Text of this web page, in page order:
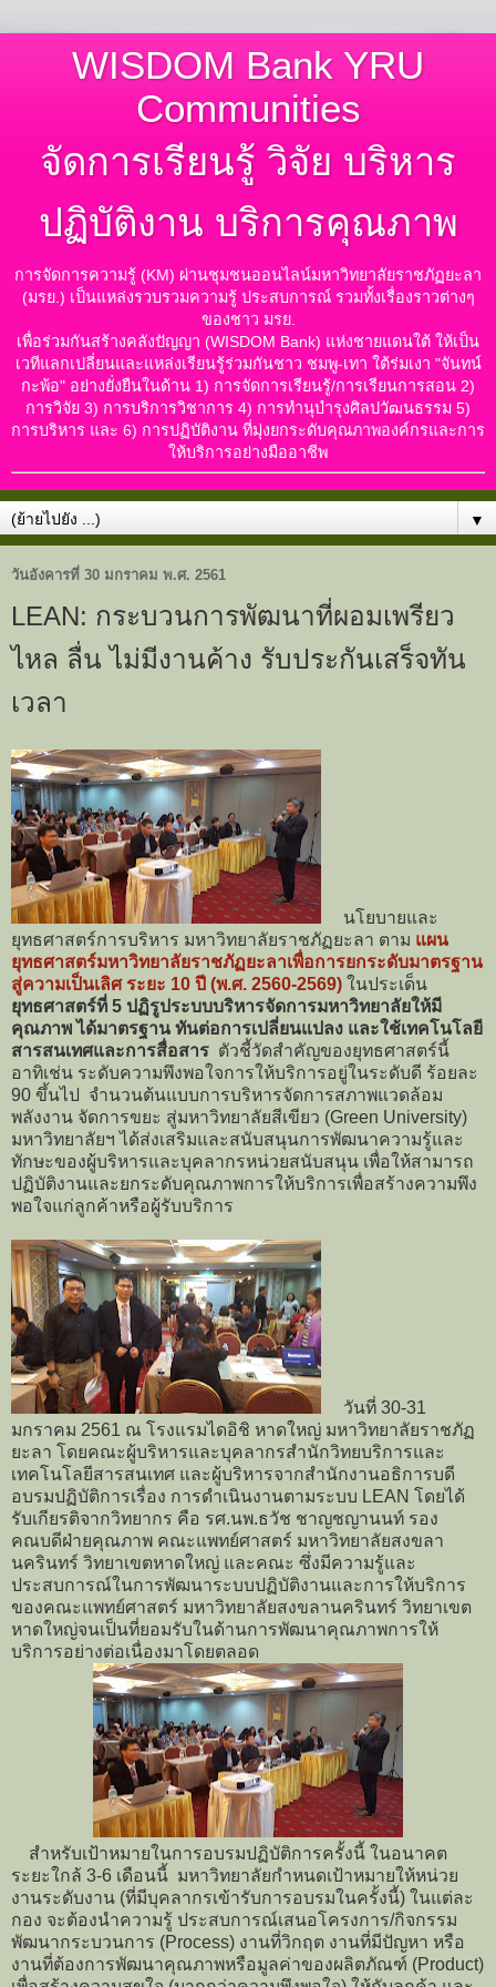
WISDOM Bank YRU
Communities
จัดการเรียนรู้ วิจัย บริหาร
ปฏิบัติงาน บริการคุณภาพ
การจัดการความรู้ (KM) ผ่านชุมชนออนไลน์มหาวิทยาลัยราชภัฏยะลา
(มรย.) เป็นแหล่งรวบรวมความรู้ ประสบการณ์ รวมทั้งเรื่องราวต่างๆ
ของชาว มรย.
เพื่อร่วมกันสร้างคลังปัญญา (WISDOM Bank) แห่งชายแดนใต้ ให้เป็น
เวทีแลกเปลี่ยนและแหล่งเรียนรู้ร่วมกันชาว ชมพู-เทา ใต้ร่มเงา "จันทน์
กะพ้อ" อย่างยั่งยืนในด้าน 1) การจัดการเรียนรู้/การเรียนการสอน 2)
การวิจัย 3) การบริการวิชาการ 4) การทำนุบำรุงศิลปวัฒนธรรม 5)
การบริหาร และ 6) การปฏิบัติงาน ที่มุ่งยกระดับคุณภาพองค์กรและการ
ให้บริการอย่างมืออาชีพ
▼
วันอังคารที่ 30 มกราคม พ.ศ. 2561
LEAN: กระบวนการพัฒนาที่ผอมเพรียว
ไหล ลื่น ไม่มีงานค้าง รับประกันเสร็จทัน
เวลา
นโยบายและ
ยุทธศาสตร์การบริหาร มหาวิทยาลัยราชภัฏยะลา ตาม แผน
ยุทธศาสตร์มหาวิทยาลัยราชภัฏยะลาเพื่อการยกระดับมาตรฐาน
สู่ความเป็นเลิศ ระยะ 10 ปี (พ.ศ. 2560-2569) ในประเด็น
ยุทธศาสตร์ที่ 5 ปฏิรูประบบบริหารจัดการมหาวิทยาลัยให้มี
คุณภาพ ได้มาตรฐาน ทันต่อการเปลี่ยนแปลง และใช้เทคโนโลยี
สารสนเทศและการสื่อสาร ตัวชี้วัดสำคัญของยุทธศาสตร์นี้
อาทิเช่น ระดับความพึงพอใจการให้บริการอยู่ในระดับดี ร้อยละ
90 ขึ้นไป จำนวนต้นแบบการบริหารจัดการสภาพแวดล้อม
พลังงาน จัดการขยะ สู่มหาวิทยาลัยสีเขียว (Green University)
มหาวิทยาลัยฯ ได้ส่งเสริมและสนับสนุนการพัฒนาความรู้และ
ทักษะของผู้บริหารและบุคลากรหน่วยสนับสนุน เพื่อให้สามารถ
ปฏิบัติงานและยกระดับคุณภาพการให้บริการเพื่อสร้างความพึง
พอใจแก่ลูกค้าหรือผู้รับบริการ
วันที่ 30-31
มกราคม 2561 ณ โรงแรมไดอิชิ หาดใหญ่ มหาวิทยาลัยราชภัฏ
ยะลา โดยคณะผู้บริหารและบุคลากรสำนักวิทยบริการและ
เทคโนโลยีสารสนเทศ และผู้บริหารจากสำนักงานอธิการบดี
อบรมปฏิบัติการเรื่อง การดำเนินงานตามระบบ LEAN โดยได้
รับเกียรติจากวิทยากร คือ รศ.นพ.ธวัช ชาญชญานนท์ รอง
คณบดีฝ่ายคุณภาพ คณะแพทย์ศาสตร์ มหาวิทยาลัยสงขลา
นครินทร์ วิทยาเขตหาดใหญ่ และคณะ ซึ่งมีความรู้และ
ประสบการณ์ในการพัฒนาระบบปฏิบัติงานและการให้บริการ
ของคณะแพทย์ศาสตร์ มหาวิทยาลัยสงขลานครินทร์ วิทยาเขต
หาดใหญ่จนเป็นที่ยอมรับในด้านการพัฒนาคุณภาพการให้
บริการอย่างต่อเนื่องมาโดยตลอด
สำหรับเป้าหมายในการอบรมปฏิบัติการครั้งนี้ ในอนาคต
ระยะใกล้ 3-6 เดือนนี้ มหาวิทยาลัยกำหนดเป้าหมายให้หน่วย
งานระดับงาน (ที่มีบุคลากรเข้ารับการอบรมในครั้งนี้) ในแต่ละ
กอง จะต้องนำความรู้ ประสบการณ์เสนอโครงการ/กิจกรรม
พัฒนากระบวนการ (Process) งานที่วิกฤต งานที่มีปัญหา หรือ
งานที่ต้องการพัฒนาคุณภาพหรือมูลค่าของผลิตภัณฑ์ (Product)